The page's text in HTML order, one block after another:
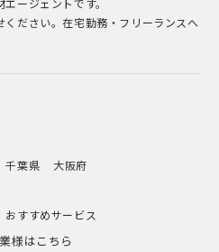
ださい。在宅勤務・フリーランスへ
千葉県 大阪府
おすすめサービス
様はこちら